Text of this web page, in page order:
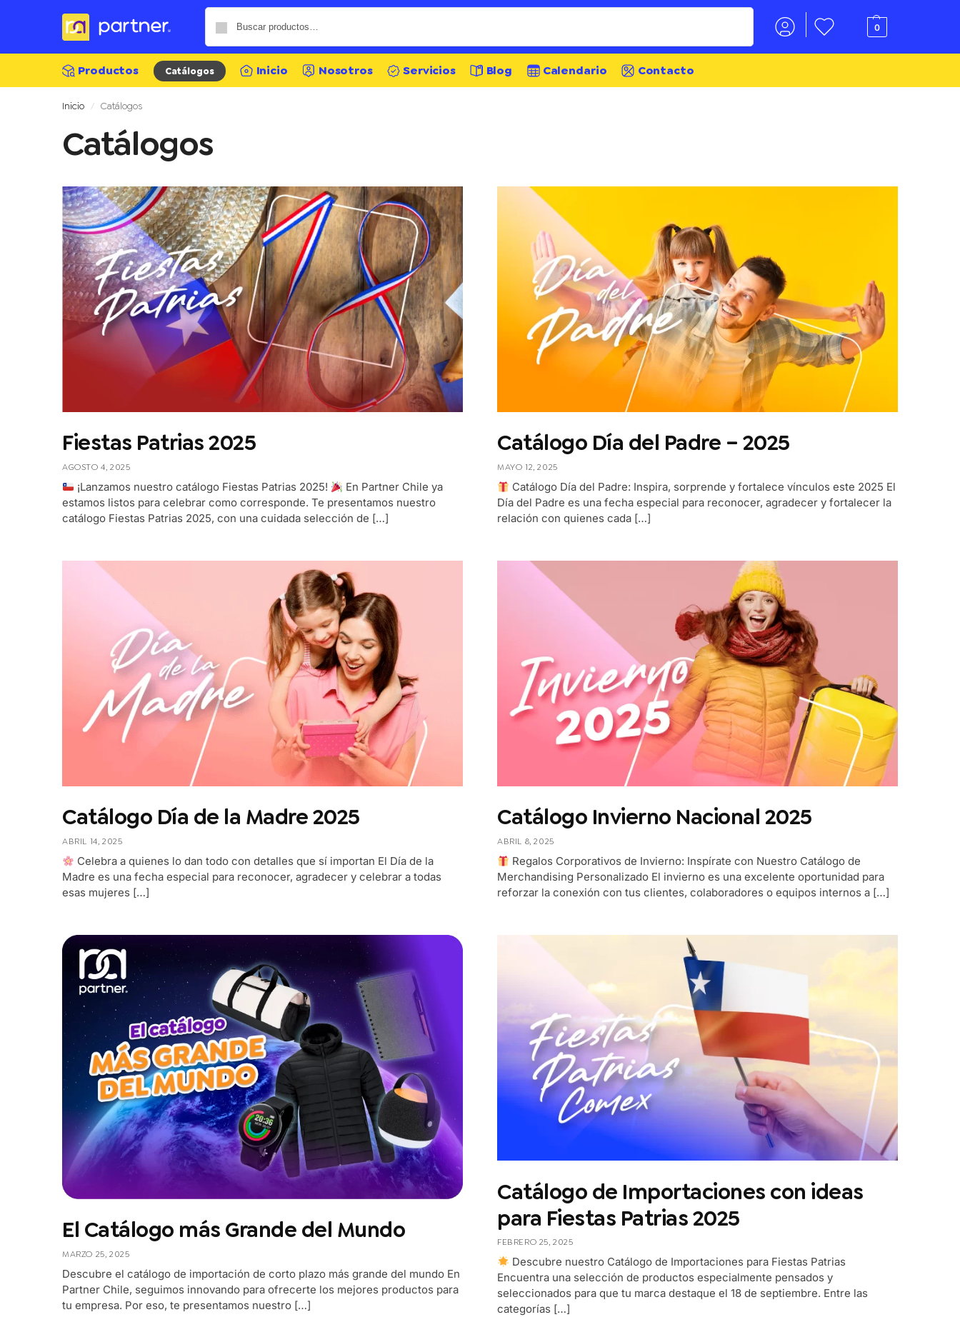
0
Productos Catálogos Inicio Nosotros Servicios Blog Calendario Contacto
Inicio / Catálogos
Catálogos
Fiestas Patrias 2025
AGOSTO 4, 2025
¡Lanzamos nuestro catálogo Fiestas Patrias 2025!
En Partner Chile ya
estamos listos para celebrar como corresponde. Te presentamos nuestro
catálogo Fiestas Patrias 2025, con una cuidada selección de […]
Catálogo Día del Padre – 2025
MAYO 12, 2025
Catálogo Día del Padre: Inspira, sorprende y fortalece vínculos este 2025 El
Día del Padre es una fecha especial para reconocer, agradecer y fortalecer la
relación con quienes cada […]
Catálogo Día de la Madre 2025
ABRIL 14, 2025
Celebra a quienes lo dan todo con detalles que sí importan El Día de la
Madre es una fecha especial para reconocer, agradecer y celebrar a todas
esas mujeres […]
Catálogo Invierno Nacional 2025
ABRIL 8, 2025
Regalos Corporativos de Invierno: Inspírate con Nuestro Catálogo de
Merchandising Personalizado El invierno es una excelente oportunidad para
reforzar la conexión con tus clientes, colaboradores o equipos internos a […]
El Catálogo más Grande del Mundo
MARZO 25, 2025
Descubre el catálogo de importación de corto plazo más grande del mundo En
Partner Chile, seguimos innovando para ofrecerte los mejores productos para
tu empresa. Por eso, te presentamos nuestro […]
Catálogo de Importaciones con ideas
para Fiestas Patrias 2025
FEBRERO 25, 2025
Descubre nuestro Catálogo de Importaciones para Fiestas Patrias
Encuentra una selección de productos especialmente pensados y
seleccionados para que tu marca destaque el 18 de septiembre. Entre las
categorías […]